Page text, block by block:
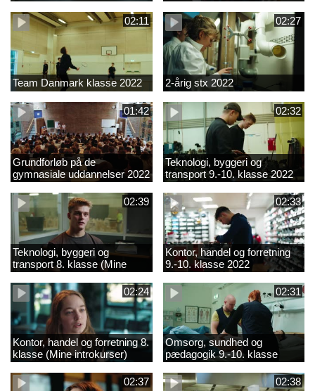
02:11
Team Danmark klasse 2022
02:27
2-årig stx 2022
01:42
Grundforløb på de
gymnasiale uddannelser 2022
02:32
Teknologi, byggeri og
transport 9.-10. klasse 2022
02:39
Teknologi, byggeri og
transport 8. klasse (Mine
introkurser) 2022
02:33
Kontor, handel og forretning
9.-10. klasse 2022
02:24
Kontor, handel og forretning 8.
klasse (Mine introkurser)
2022
02:31
Omsorg, sundhed og
pædagogik 9.-10. klasse
2022
02:37
02:38